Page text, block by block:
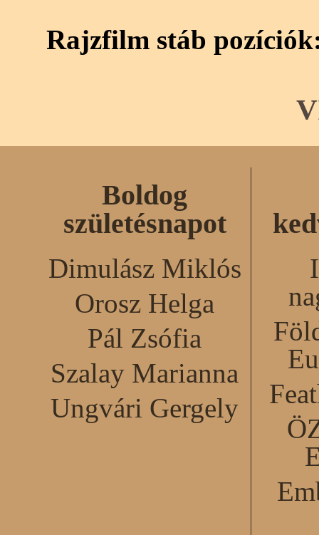
Rajzfilm stáb
Boldog
születésnapot
Dimulász Miklós
Orosz Helga
Pál Zsófia
Szalay Marianna
Ungvári Gergely